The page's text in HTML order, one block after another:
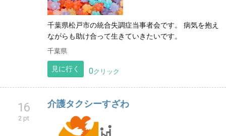
千葉県松戸市の統合失調症当事者会です。 病気を抱え
ながらも助け合って生きていきたいです。
千葉県
見に行く 0クリック
16
2 pt
介護タクシーすざわ